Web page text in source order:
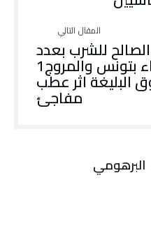
للشرب بعدد
من الأحياء بتونس والمروج1
اثر عطب
مفاجئ